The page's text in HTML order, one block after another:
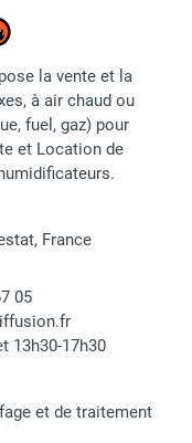
la vente et la
à air chaud ou
fuel, gaz) pour
et Location de
France
05
13h30-17h30
et de traitement